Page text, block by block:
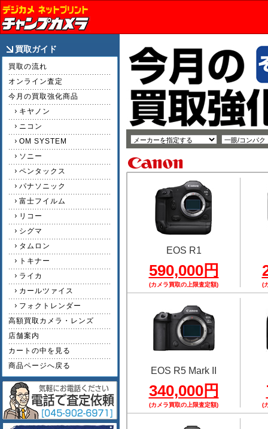
買取ガイド
買取の流れ
オンライン査定
今月の買取強化商品
キヤノン
ニコン
OM SYSTEM
ソニー
ペンタックス
パナソニック
富士フイルム
リコー
シグマ
タムロン
トキナー
ライカ
カールツァイス
フォクトレンダー
高額買取カメラ・レンズ
店舗案内
カートの中を見る
商品ページへ戻る
EOS R1
590,000円
(カメラ買取の上限査定額) (
EOS R5 Mark II
340,000円
(カメラ買取の上限査定額) (